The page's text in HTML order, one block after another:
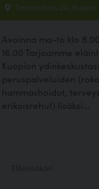
Satamakatu 20, Kuopio
Avoinna ma-to klo
16.00 Tarjoamme
Kuopion
peruspalveluiden
hammashoidot,
erikoisrehut) lisäksi...